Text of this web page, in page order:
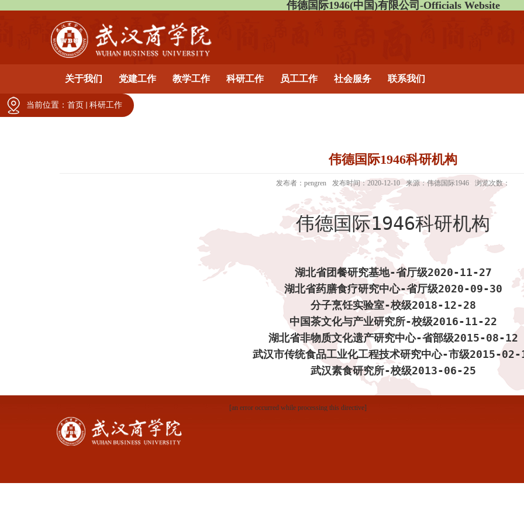
伟德国际1946(中国)有限公司-Officials Website
关于我们 党建工作 教学工作 科研工作 员工工作 社会服务 联系我们
伟德国际1946科研机构
发布者：pengren 发布时间：2020-12-10 来源：伟德国际1946 浏览次数：
伟德国际1946科研机构
湖北省团餐研究基地-省厅级2020-11-27
湖北省药膳食疗研究中心-省厅级2020-09-30
分子烹饪实验室-校级2018-12-28
中国茶文化与产业研究所-校级2016-11-22
湖北省非物质文化遗产研究中心-省部级2015-08-12
武汉市传统食品工业化工程技术研究中心-市级2015-02-
武汉素食研究所-校级2013-06-25
[an error occurred while processing this directive]
当前位置： 首页 科研工作